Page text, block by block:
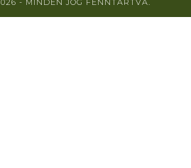
- MINDEN JOG FENNTARTVA.